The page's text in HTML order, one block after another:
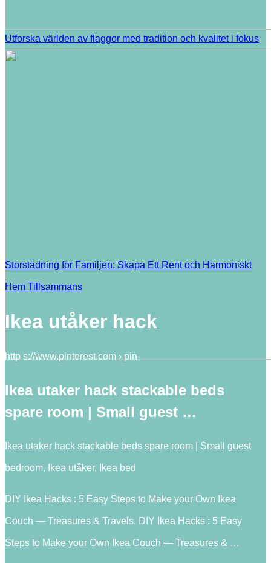
Utforska världen av flaggor med tradition och kvalitet i fokus
Storstädning för Familjen: Skapa Ett Rent och Harmoniskt
Hem Tillsammans
Ikea utåker hack
http s://www.pinterest.com › pin
Ikea utaker hack stackable beds
spare room | Small guest …
Ikea utaker hack stackable beds spare room | Small guest
bedroom, Ikea utåker, Ikea bed
DIY Ikea Hacks : 5 Easy Steps to Make your Own Ikea
Couch — Treasures & Travels. DIY Ikea Hacks : 5 Easy
Steps to Make your Own Ikea Couch — Treasures & …